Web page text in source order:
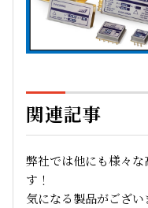
関連記事
弊社では他にも様々
す！
気になる製品がござ